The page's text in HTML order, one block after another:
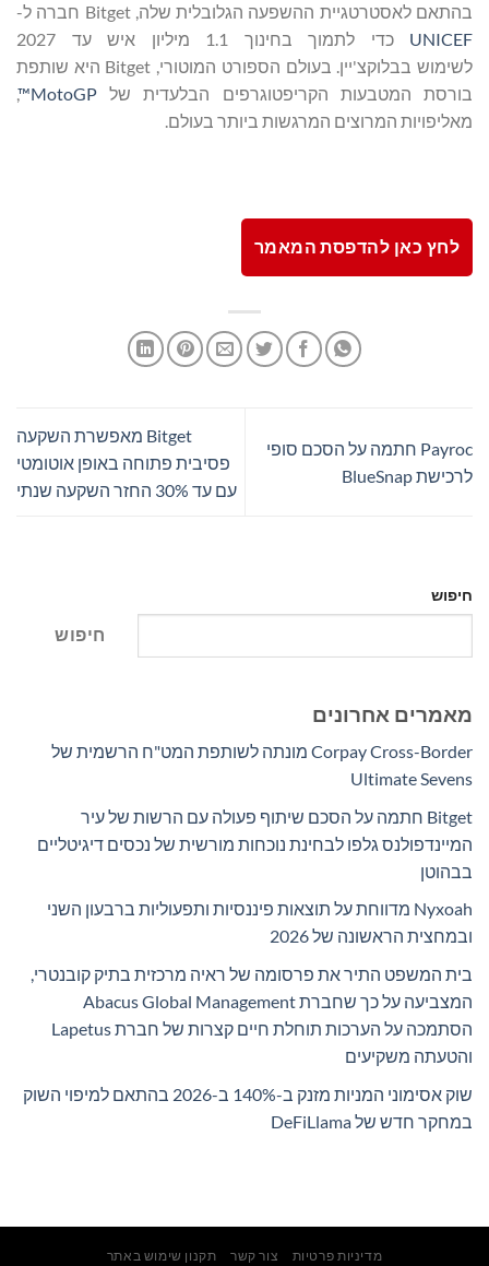
בהתאם לאסטרטגיית ההשפעה הגלובלית שלה, Bitget חברה ל-
UNICEF
כדי לתמוך בחינוך 1.1 מיליון איש עד 2027
לשימוש בבלוקצ'יין. בעולם הספורט המוטורי, Bitget היא שותפת
בורסת המטבעות הקריפטוגרפים הבלעדית של MotoGP™
מאליפויות המרוצים המרגשות ביותר בעולם.
לחץ כאן להדפסת המאמר
Payroc חתמה על הסכם סופי
לרכישת BlueSnap
Bitget מאפשרת השקעה
פסיבית פתוחה באופן אוטומטי
עם עד 30% החזר השקעה שנתי
חיפוש
חיפוש
מאמרים אחרונים
Corpay Cross-Border מונתה לשותפת המט"ח הרשמית של
Ultimate Sevens
Bitget חתמה על הסכם שיתוף פעולה עם הרשות של עיר
המיינדפולנס גלפו לבחינת נוכחות מורשית של נכסים דיגיטליים
בבהוטן
Nyxoah מדווחת על תוצאות פיננסיות ותפעוליות ברבעון השני
ובמחצית הראשונה של 2026
בית המשפט התיר את פרסומה של ראיה מרכזית בתיק קובנטרי,
המצביעה על כך שחברת Abacus Global Management
הסתמכה על הערכות תוחלת חיים קצרות של חברת Lapetus
והטעתה משקיעים
שוק אסימוני המניות מזנק ב-140% ב-2026 בהתאם למיפוי השוק
במחקר חדש של DeFiLlama
מדיניות פרטיות צור קשר תקנון שימוש באתר